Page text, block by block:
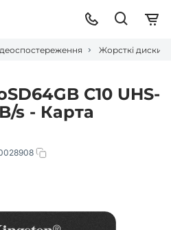
Жорсткі диски
C10 UHS-
s - Карта